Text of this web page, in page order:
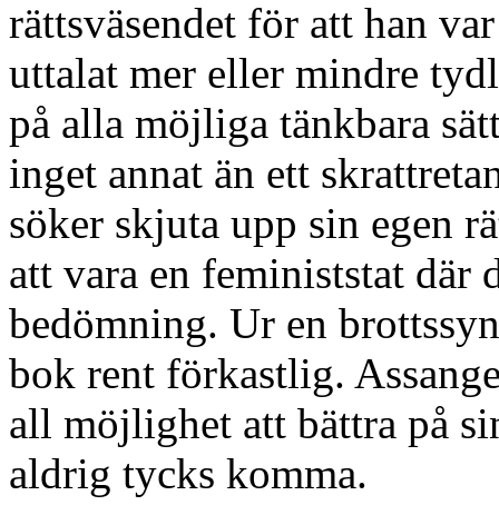
rättsväsendet för att han
uttalat mer eller mindre
på alla möjliga tänkbara
inget annat än ett
söker skjuta upp sin egen
att vara en feministstat där
bedömning. Ur en
bok rent förkastlig.
all möjlighet att bättra på
aldrig tycks komma.